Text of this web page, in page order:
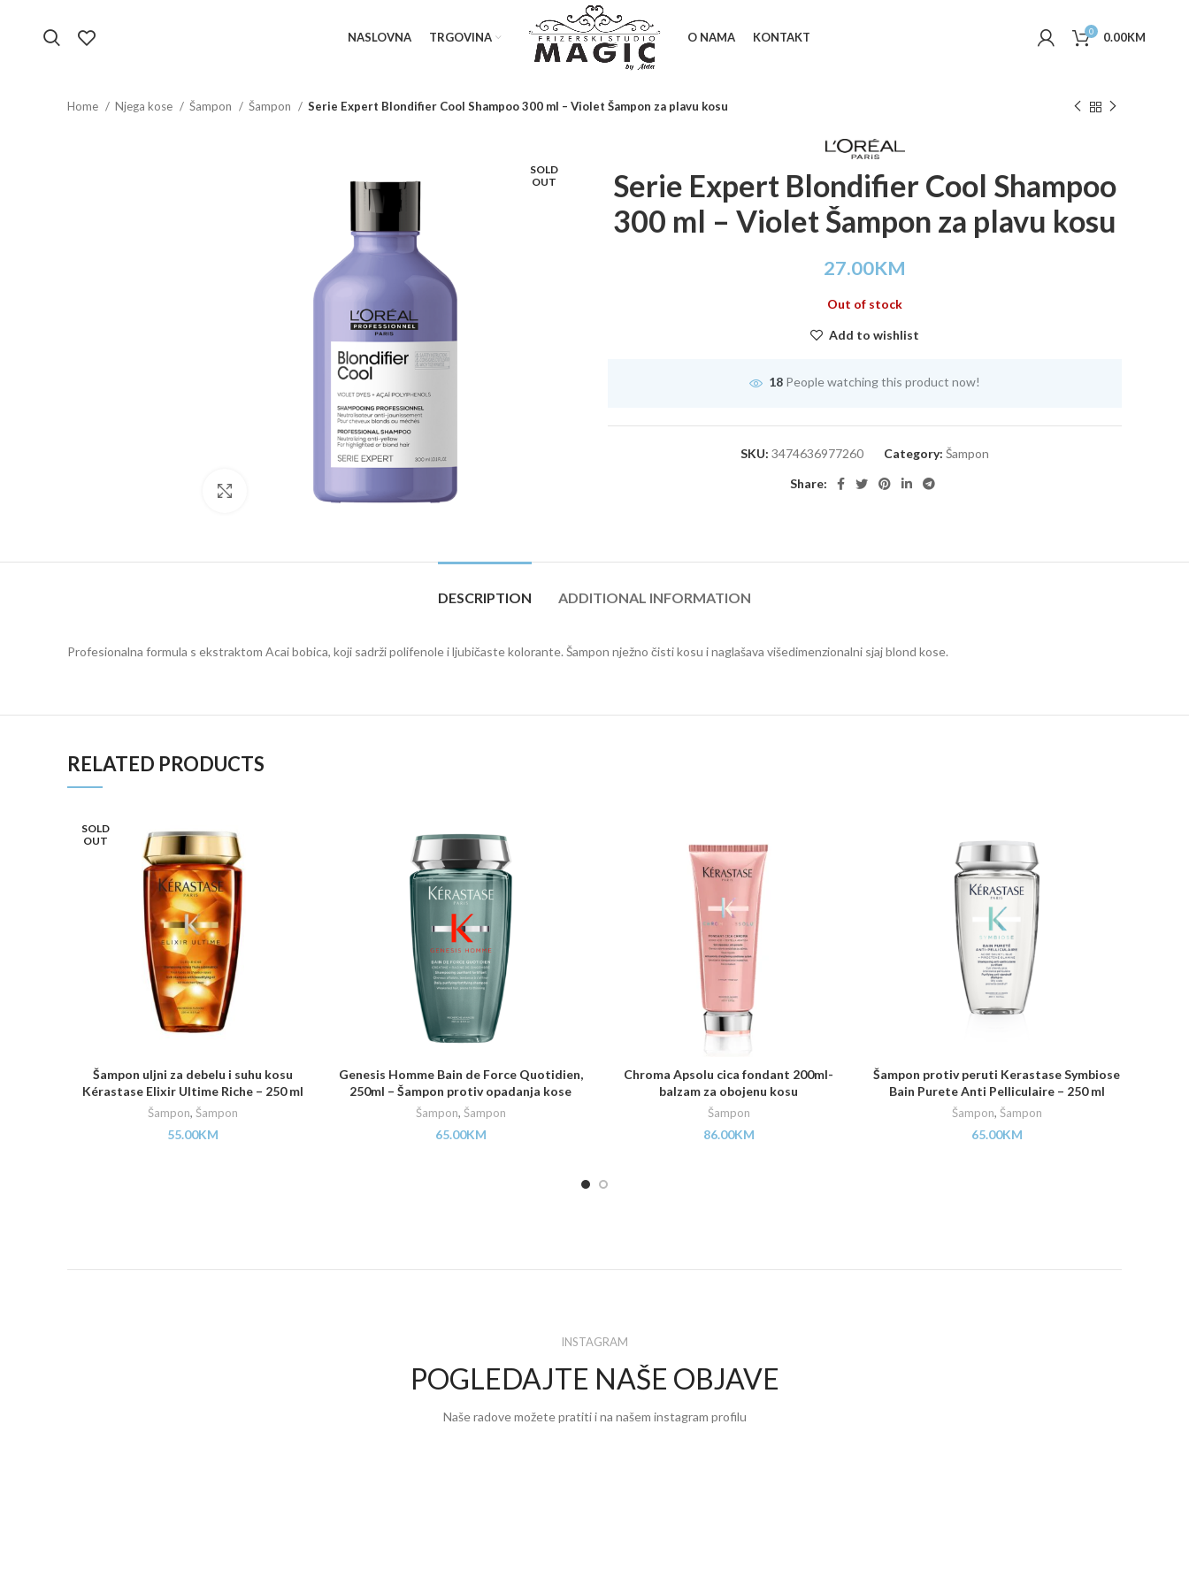
NASLOVNA TRGOVINA O NAMA KONTAKT 0 0.00KM
Home Njega kose Šampon Šampon Serie Expert Blondifier Cool Shampoo 300 ml – Violet Šampon za plavu kosu
SOLD
OUT
Click to enlarge
Serie Expert Blondifier Cool Shampoo
300 ml – Violet Šampon za plavu kosu
27.00KM
Out of stock
Add to wishlist
18 People watching this product now!
SKU: 3474636977260 Category: Šampon
Share:
DESCRIPTION ADDITIONAL INFORMATION
Profesionalna formula s ekstraktom Acai bobica, koji sadrži polifenole i ljubičaste kolorante. Šampon nježno čisti kosu i naglašava višedimenzionalni sjaj blond kose.
RELATED PRODUCTS
SOLD
OUT
Šampon uljni za debelu i suhu kosu
Kérastase Elixir Ultime Riche – 250 ml
Šampon, Šampon
55.00KM
Genesis Homme Bain de Force Quotidien,
250ml – Šampon protiv opadanja kose
Šampon, Šampon
65.00KM
Chroma Apsolu cica fondant 200ml-
balzam za obojenu kosu
Šampon
86.00KM
Šampon protiv peruti Kerastase Symbiose
Bain Purete Anti Pelliculaire – 250 ml
Šampon, Šampon
65.00KM
INSTAGRAM
POGLEDAJTE NAŠE OBJAVE
Naše radove možete pratiti i na našem instagram profilu